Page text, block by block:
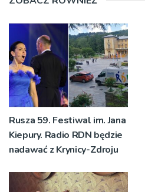
Rusza 59. Festiwal im. Jana
Kiepury. Radio RDN będzie
nadawać z Krynicy-Zdroju